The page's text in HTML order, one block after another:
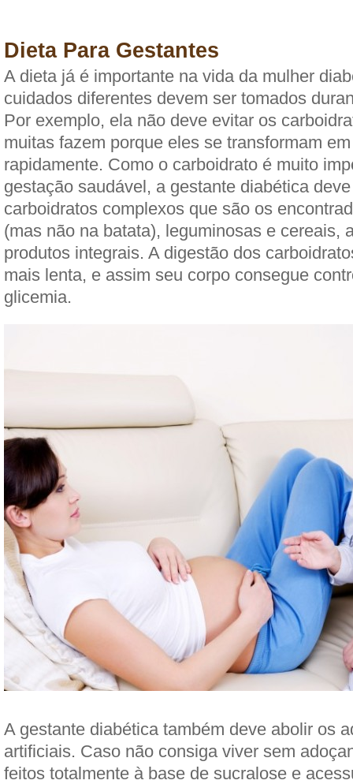
Dieta Para Gestantes
A dieta já é importante na vida da mulher
cuidados diferentes devem ser tomados
Por exemplo, ela não deve evitar os
muitas fazem porque eles se transformam
rapidamente. Como o carboidrato é muito
gestação saudável, a gestante diabética
carboidratos complexos que são os
(mas não na batata), leguminosas e cereais,
produtos integrais. A digestão dos
mais lenta, e assim seu corpo consegue
glicemia.
A gestante diabética também deve abolir os
artificiais. Caso não consiga viver sem
feitos totalmente à base de sucralose e